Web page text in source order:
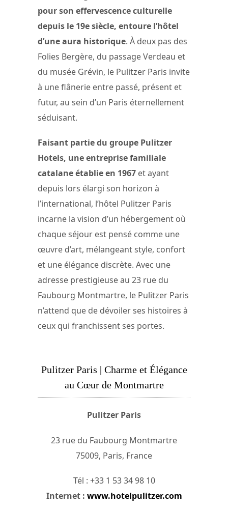
pour son effervescence culturelle
depuis le 19e siècle, entoure l’hôtel
d’une aura historique. À deux pas des
Folies Bergère, du passage Verdeau et
du musée Grévin, le Pulitzer Paris invite
à une flânerie entre passé, présent et
futur, au sein d’un Paris éternellement
séduisant.
Faisant partie du groupe Pulitzer
Hotels, une entreprise familiale
catalane établie en 1967 et ayant
depuis lors élargi son horizon à
l’international, l’hôtel Pulitzer Paris
incarne la vision d’un hébergement où
chaque séjour est pensé comme une
œuvre d’art, mélangeant style, confort
et une élégance discrète. Avec une
adresse prestigieuse au 23 rue du
Faubourg Montmartre, le Pulitzer Paris
n’attend que de dévoiler ses histoires à
ceux qui franchissent ses portes.
Pulitzer Paris | Charme et Élégance
au Cœur de Montmartre
Pulitzer Paris
23 rue du Faubourg Montmartre
75009, Paris, France
Tél : +33 1 53 34 98 10
Internet : www.hotelpulitzer.com